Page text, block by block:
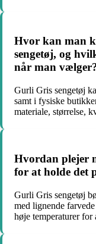
Hvor kan man
sengetøj, og
når man
Gurli Gris sengetøj
samt i fysiske
materiale, størrelse,
Hvordan plejer
for at holde det
Gurli Gris sengetøj
med lignende
høje temperaturer for